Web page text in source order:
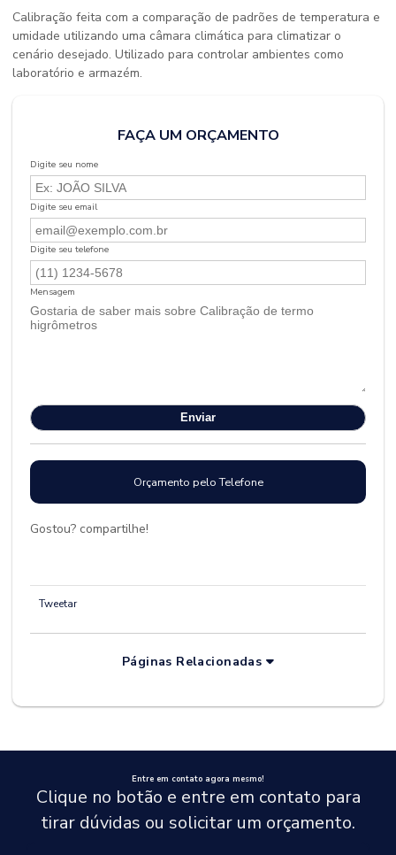
Calibração feita com a comparação de padrões de temperatura e
umidade utilizando uma câmara climática para climatizar o
cenário desejado. Utilizado para controlar ambientes como
laboratório e armazém.
FAÇA UM ORÇAMENTO
Digite seu nome
Digite seu email
Digite seu telefone
Mensagem
Orçamento pelo Telefone
Gostou? compartilhe!
Tweetar
Páginas Relacionadas
Entre em contato agora mesmo!
Clique no botão e entre em contato para
tirar dúvidas ou solicitar um orçamento.